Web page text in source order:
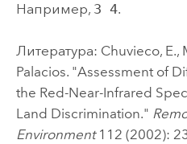
Например, 3 4.
Литература: Chuvieco, E.,
Palacios. "Assessment of
the Red-Near-Infrared
Land Discrimination."
Environment112 (2002):